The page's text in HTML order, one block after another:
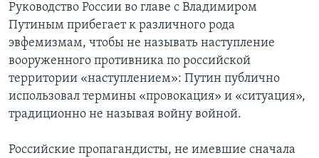
Руководство России во главе с Владимиром
Путиным прибегает к различного рода
эвфемизмам, чтобы не называть наступление
вооруженного противника по российской
территории «наступлением»: Путин публично
использовал термины «провокация» и «ситуация»,
традиционно не называя войну войной.
Российские пропагандисты, не имевшие сначала